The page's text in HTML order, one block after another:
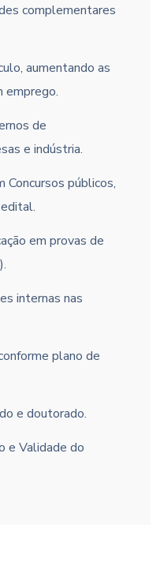
complementares
aumentando as
emprego.
de
e indústria.
públicos,
em provas de
internas nas
plano de
e doutorado.
e Validade do